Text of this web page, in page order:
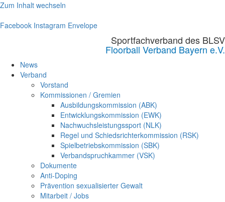
Zum Inhalt wechseln
Facebook Instagram Envelope
Sportfachverband des BLSV
Floorball Verband Bayern e.V.
News
Verband
Vorstand
Kommissionen / Gremien
Ausbildungskommission (ABK)
Entwicklungskommission (EWK)
Nachwuchsleistungssport (NLK)
Regel und Schiedsrichterkommission (RSK)
Spielbetriebskommission (SBK)
Verbandspruchkammer (VSK)
Dokumente
Anti-Doping
Prävention sexualisierter Gewalt
Mitarbeit / Jobs